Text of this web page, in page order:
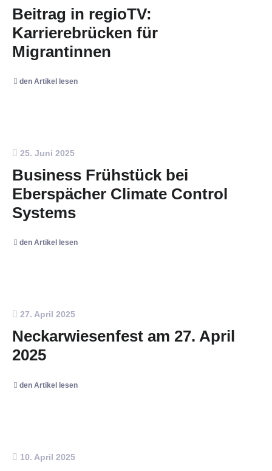
Beitrag in regioTV:
Karrierebrücken für
Migrantinnen
den Artikel lesen
25. Juni 2025
Business Frühstück bei
Eberspächer Climate Control
Systems
den Artikel lesen
27. April 2025
Neckarwiesenfest am 27. April
2025
den Artikel lesen
10. April 2025